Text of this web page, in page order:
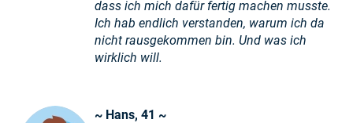
dass ich mich dafür fertig machen musste.
Ich hab endlich verstanden, warum ich da
nicht rausgekommen bin. Und was ich
wirklich will.
~ Hans, 41 ~